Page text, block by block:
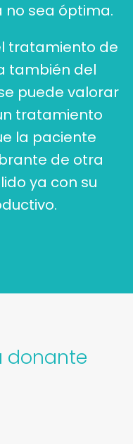
sea óptima.
tratamiento de
también del
puede valorar
tratamiento
la paciente
de otra
ya con su
donante